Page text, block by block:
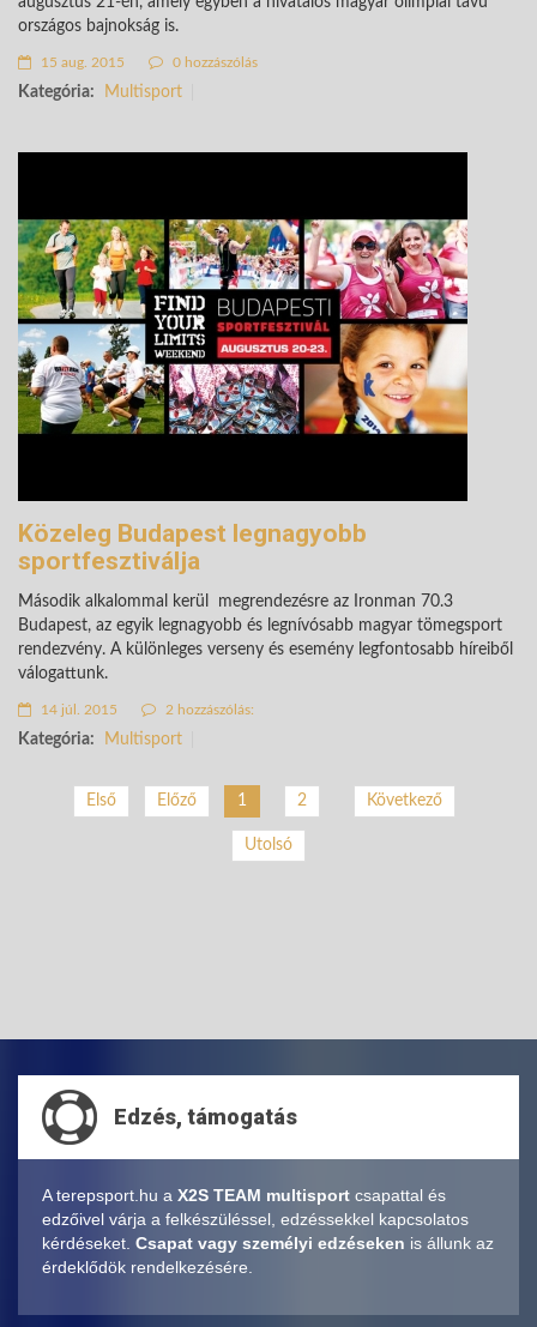
országos bajnokság is.
15 aug. 2015 0 hozzászólás
Kategória: Multisport
Közeleg Budapest legnagyobb
sportfesztiválja
Második alkalommal kerül megrendezésre az Ironman 70.3
Budapest, az egyik legnagyobb és legnívósabb magyar tömegsport
rendezvény. A különleges verseny és esemény legfontosabb híreiből
válogattunk.
14 júl. 2015 2 hozzászólás:
Kategória: Multisport
Első Előző 1 2 Következő
Utolsó
Edzés, támogatás
A terepsport.hu a X2S TEAM multisport csapattal és
edzőivel várja a felkészüléssel, edzéssekkel kapcsolatos
kérdéseket. Csapat vagy személyi edzéseken is állunk az
érdeklődök rendelkezésére.